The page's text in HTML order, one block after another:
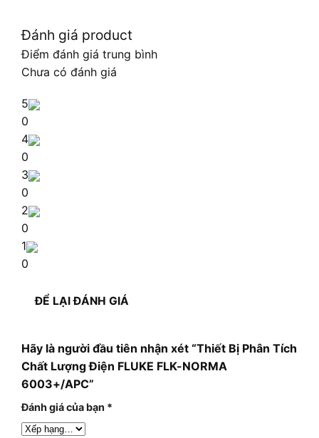
Đánh giá product
Điểm đánh giá trung bình
Chưa có đánh giá
5
0
4
0
3
0
2
0
1
0
ĐỂ LẠI ĐÁNH GIÁ
Hãy là người đầu tiên nhận xét “Thiết Bị Phân Tích
Chất Lượng Điện FLUKE FLK-NORMA
6003+/APC”
Đánh giá của bạn *